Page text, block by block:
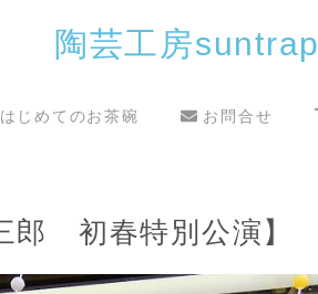
陶芸工房suntrap
はじめてのお茶碗 お問合せ
郎 初春特別公演】